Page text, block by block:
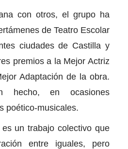
con otros, el grupo ha
de Teatro Escolar
ciudades de Castilla y
premios a la Mejor Actriz
Adaptación de la obra.
hecho, en ocasiones
poético-musicales.
un trabajo colectivo que
entre iguales, pero